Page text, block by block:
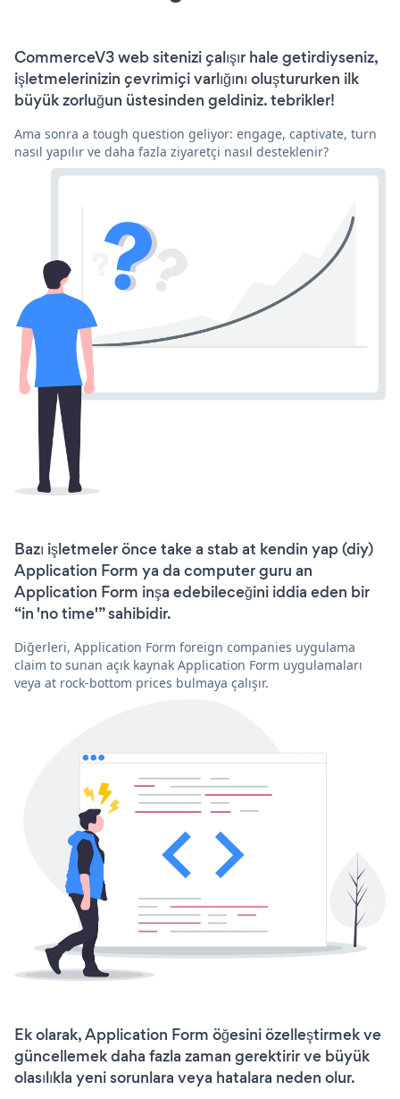
CommerceV3 web sitenizi çalışır hale getirdiyseniz,
işletmelerinizin çevrimiçi varlığını oluştururken ilk
büyük zorluğun üstesinden geldiniz. tebrikler!
Ama sonra a tough question geliyor: engage, captivate, turn
nasıl yapılır ve daha fazla ziyaretçi nasıl desteklenir?
Bazı işletmeler önce take a stab at kendin yap (diy)
Application Form ya da computer guru an
Application Form inşa edebileceğini iddia eden bir
“in 'no time'” sahibidir.
Diğerleri, Application Form foreign companies uygulama
claim to sunan açık kaynak Application Form uygulamaları
veya at rock-bottom prices bulmaya çalışır.
Ek olarak, Application Form öğesini özelleştirmek ve
güncellemek daha fazla zaman gerektirir ve büyük
olasılıkla yeni sorunlara veya hatalara neden olur.